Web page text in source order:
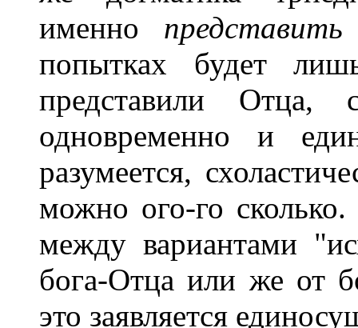
именно представить
попытках будет
представили
одновременно и
разумеется,
можно ого-го
между вариантами
бога-Отца или же от
это заявляется